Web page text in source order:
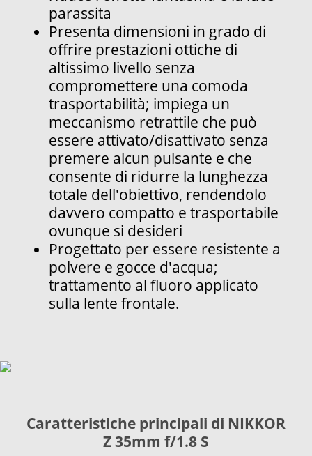
parassita
Presenta dimensioni in grado di
offrire prestazioni ottiche di
altissimo livello senza
compromettere una comoda
trasportabilità; impiega un
meccanismo retrattile che può
essere attivato/disattivato senza
premere alcun pulsante e che
consente di ridurre la lunghezza
totale dell'obiettivo, rendendolo
davvero compatto e trasportabile
ovunque si desideri
Progettato per essere resistente a
polvere e gocce d'acqua;
trattamento al fluoro applicato
sulla lente frontale.
Caratteristiche principali di NIKKOR
Z 35mm f/1.8 S